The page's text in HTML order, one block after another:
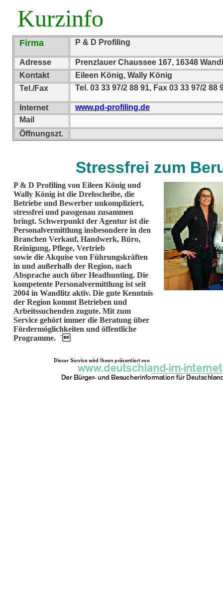
Kurzinfo
Firma P & D Profiling
Adresse
Prenzlauer Chaussee 167, 16348
Kontakt
Eileen König, Wally König
Tel./Fax
Tel. 03 33 97/2 88 91, Fax 03 33 97/2
Internet
www.pd-profiling.de
Mail
Öffnungszt.
Stressfrei zum
P & D Profiling von Eileen König und
Wally König ist die Drehscheibe, die
Betriebe und Bewerber unkompliziert,
stressfrei und passgenau zusammen
bringt. Schwerpunkt der Agentur ist die
Personalvermittlung insbesondere in den
Branchen Verkauf, Handwerk, Büro,
Reinigung, Pflege, Vertrieb
sowie die Akquise von Führungskräften
in und außerhalb der Region, nach
Absprache auch über Headhunting. Die
kompetente Personalvermittlung ist seit
2004 in Wandlitz aktiv. Die gute Kenntnis
der Region kommt Betrieben und
Arbeitssuchenden zugute. Mit zum
Service gehört immer die Beratung über
Fördermöglichkeiten und öffentliche
Programme. ´